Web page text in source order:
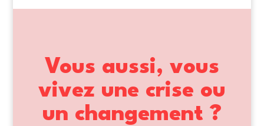
Vous aussi, vous
vivez une crise ou
un changement ?